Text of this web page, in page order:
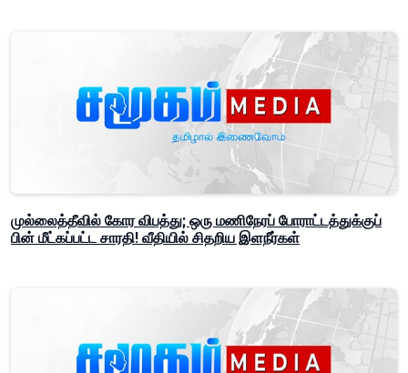
முல்லைத்தீவில் கோர விபத்து; ஒரு மணிநேரப் போராட்டத்துக்குப்
பின் மீட்கப்பட்ட சாரதி! வீதியில் சிதறிய இளநீர்கள்